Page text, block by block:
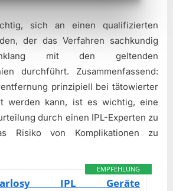
sich an einen qualifizierten
der das Verfahren sachkundig
mit den geltenden
durchführt. Zusammenfassend:
prinzipiell bei tätowierter
werden kann, ist es wichtig, eine
durch einen IPL-Experten zu
Risiko von Komplikationen zu
EMPFEHLUNG
IPL Geräte